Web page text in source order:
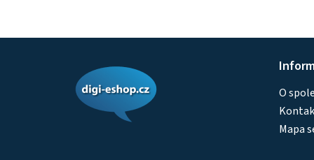
O
Mapa